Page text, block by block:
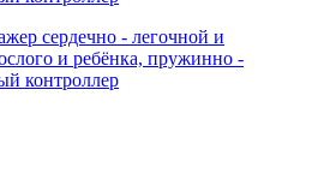
сердечно - легочной и
и ребёнка, пружинно -
контроллер